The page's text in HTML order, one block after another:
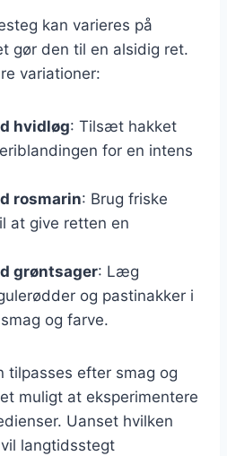
kan varieres på
gør den til en alsidig ret.
variationer:
hvidløg: Tilsæt hakket
for en intens
rosmarin: Brug friske
at give retten en
grøntsager: Læg
og pastinakker i
og farve.
tilpasses efter smag og
muligt at eksperimentere
Uanset hvilken
langtidsstegt